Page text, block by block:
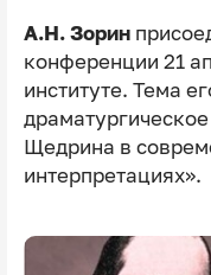
А.Н. Зорин
конференции 21
институте. Тема
Щедрина в
интерпретациях».